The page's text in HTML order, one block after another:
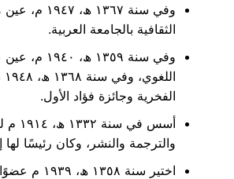
وفي سنة ١٣٦٧ ھ،
الثقافیة بالجامعة العربیة.
وفي سنة ١٣٥٩
الفخریة وجائزة فؤاد الأول.
أسس في
والترجمة والنشر، وكان رئیسًا لھا
اختیر سنة